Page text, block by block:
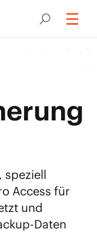
speziell
Access für
und
Daten